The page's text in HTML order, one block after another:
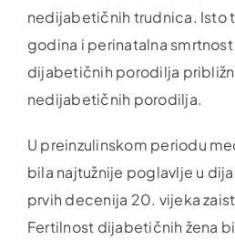
nedijabetičnih trudnica. Isto
godina i perinatalna
dijabetičnih porodilja
nedijabetičnih porodilja.
U preinzulinskom periodu
bila najtužnije poglavlje u
prvih decenija 20. vijeka
Fertilnost dijabetičnih žena